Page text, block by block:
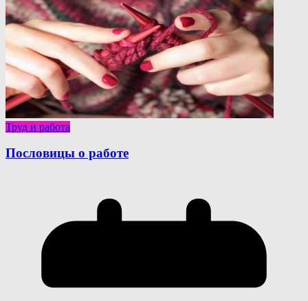
Труд и работа
Пословицы о работе